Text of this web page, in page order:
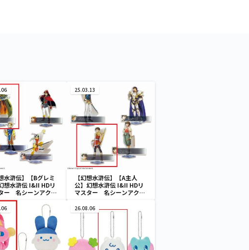
水滸伝】【Bグレミ
想水滸伝 I&II HDリ
ー 名シーンアクリ
ンドVol.1
25.03.13
【幻想水滸伝】【A主人
公】幻想水滸伝 I&II HDリ
マスター 名シーンアクリ
26.08.06